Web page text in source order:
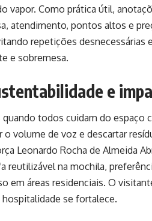
vapor. Como prática útil,
atendimento, pontos altos e
repetições
e sobremesa.
e
quando todos cuidam do espaço
o volume de voz e descartar
Leonardo Rocha de Almeida
reutilizável na mochila,
em áreas residenciais. O
se fortalece.